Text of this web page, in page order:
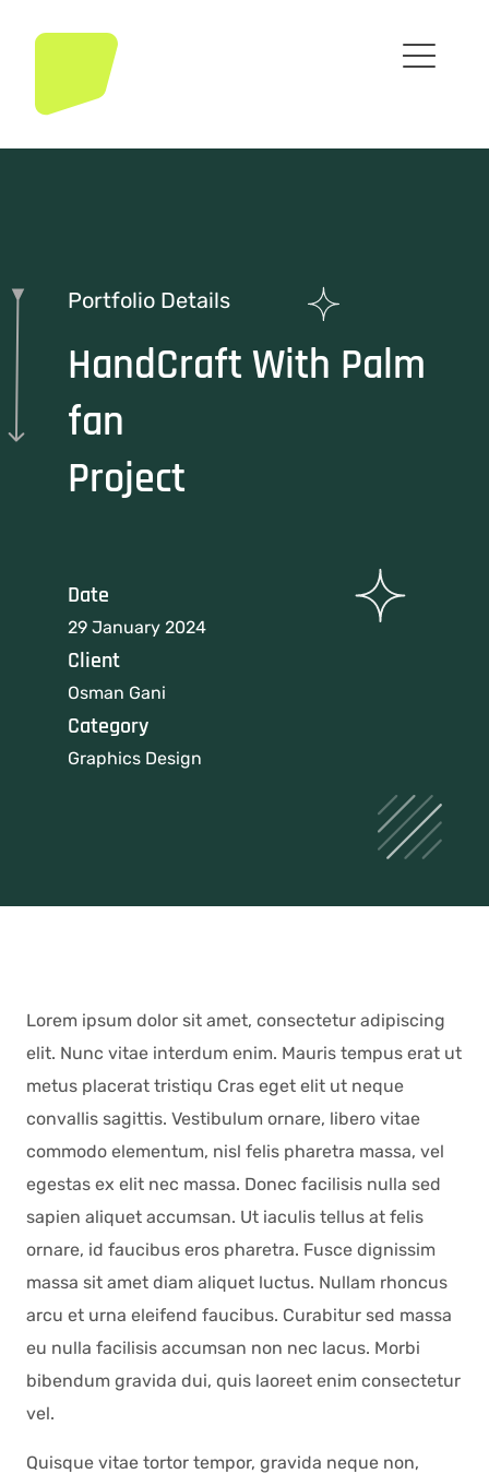
Portfolio Details
HandCraft With Palm
fan
Project
Date
29 January 2024
Client
Osman Gani
Category
Graphics Design
Lorem ipsum dolor sit amet, consectetur adipiscing
elit. Nunc vitae interdum enim. Mauris tempus erat ut
metus placerat tristiqu Cras eget elit ut neque
convallis sagittis. Vestibulum ornare, libero vitae
commodo elementum, nisl felis pharetra massa, vel
egestas ex elit nec massa. Donec facilisis nulla sed
sapien aliquet accumsan. Ut iaculis tellus at felis
ornare, id faucibus eros pharetra. Fusce dignissim
massa sit amet diam aliquet luctus. Nullam rhoncus
arcu et urna eleifend faucibus. Curabitur sed massa
eu nulla facilisis accumsan non nec lacus. Morbi
bibendum gravida dui, quis laoreet enim consectetur
vel.
Quisque vitae tortor tempor, gravida neque non,